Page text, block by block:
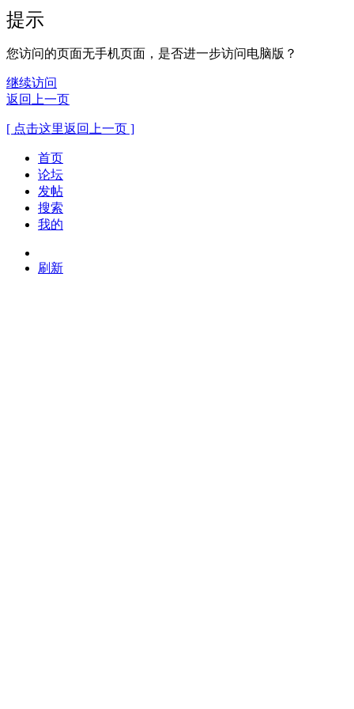
提示
您访问的页面无手机页面，是否进一步访问电脑版？
继续访问
返回上一页
[ 点击这里返回上一页 ]
首页
论坛
发帖
搜索
我的
刷新